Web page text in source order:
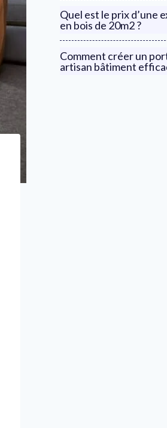
Quel est le prix d’une
en bois de 20m2 ?
Comment créer un
artisan bâtiment